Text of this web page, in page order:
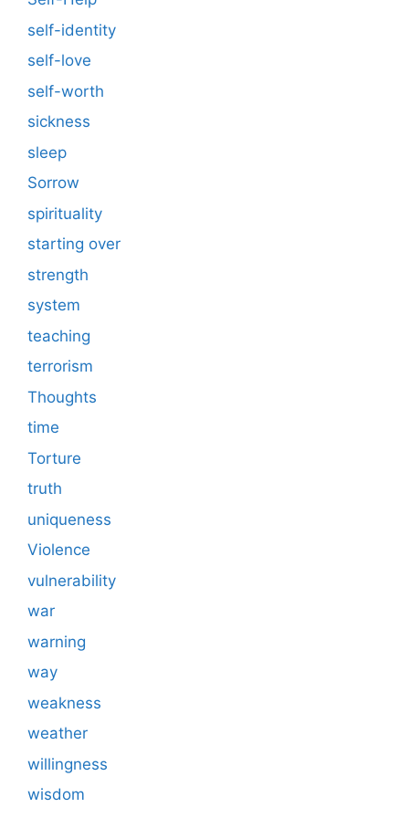
self-identity
self-love
self-worth
sickness
sleep
Sorrow
spirituality
starting over
strength
system
teaching
terrorism
Thoughts
time
Torture
truth
uniqueness
Violence
vulnerability
war
warning
way
weakness
weather
willingness
wisdom